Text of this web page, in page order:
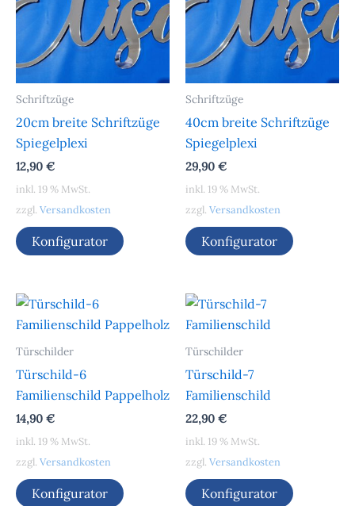
Schriftzüge
20cm breite Schriftzüge
Spiegelplexi
12,90 €
inkl. 19 % MwSt.
zzgl. Versandkosten
Konfigurator
Schriftzüge
40cm breite Schriftzüge
Spiegelplexi
29,90 €
inkl. 19 % MwSt.
zzgl. Versandkosten
Konfigurator
Türschilder
Türschild-6
Familienschild Pappelholz
14,90 €
inkl. 19 % MwSt.
zzgl. Versandkosten
Konfigurator
Türschilder
Türschild-7
Familienschild
22,90 €
inkl. 19 % MwSt.
zzgl. Versandkosten
Konfigurator